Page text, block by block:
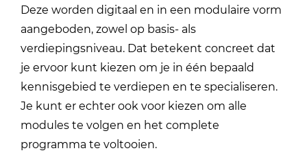
Deze worden digitaal en in een modulaire vorm
aangeboden, zowel op basis- als
verdiepingsniveau. Dat betekent concreet dat
je ervoor kunt kiezen om je in één bepaald
kennisgebied te verdiepen en te specialiseren.
Je kunt er echter ook voor kiezen om alle
modules te volgen en het complete
programma te voltooien.